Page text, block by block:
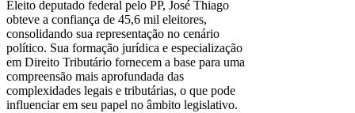
Eleito deputado federal pelo PP, José Thiago
obteve a confiança de 45,6 mil eleitores,
consolidando sua representação no cenário
político. Sua formação jurídica e especialização
em Direito Tributário fornecem a base para uma
compreensão mais aprofundada das
complexidades legais e tributárias, o que pode
influenciar em seu papel no âmbito legislativo.